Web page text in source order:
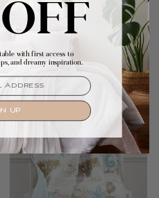
Harbor Life Reversible
aus $ 93.49 USD
OFF
with first access to
and dreamy inspiration.
UP